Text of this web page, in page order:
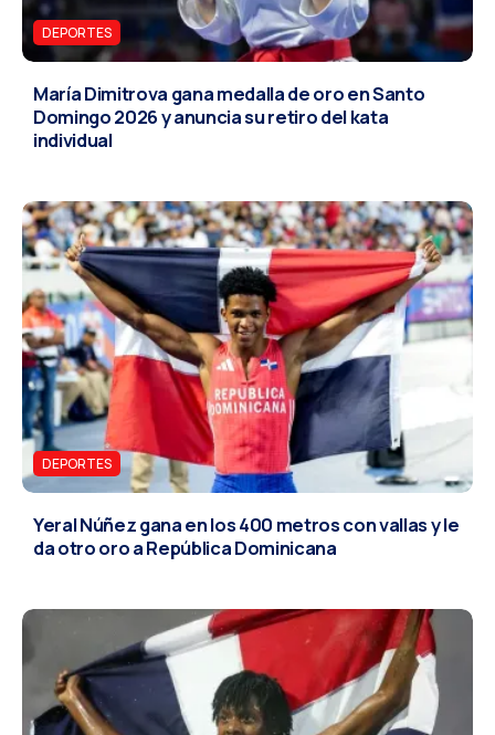
DEPORTES
María Dimitrova gana medalla de oro en Santo
Domingo 2026 y anuncia su retiro del kata
individual
DEPORTES
Yeral Núñez gana en los 400 metros con vallas y le
da otro oro a República Dominicana